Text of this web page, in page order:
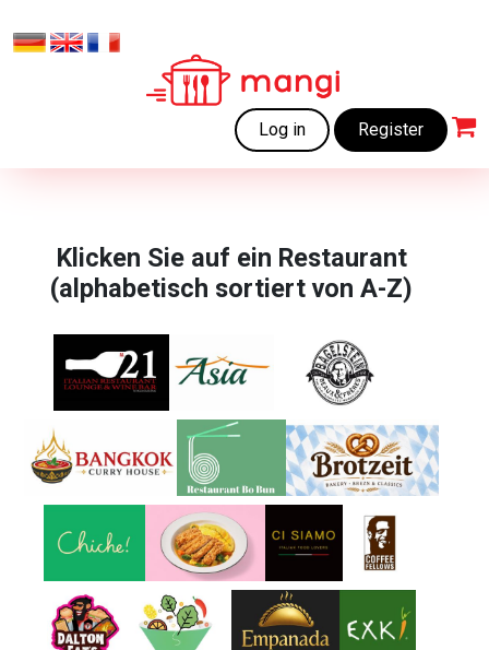
Log in Register
Klicken Sie auf ein Restaurant
(alphabetisch sortiert von A-Z)